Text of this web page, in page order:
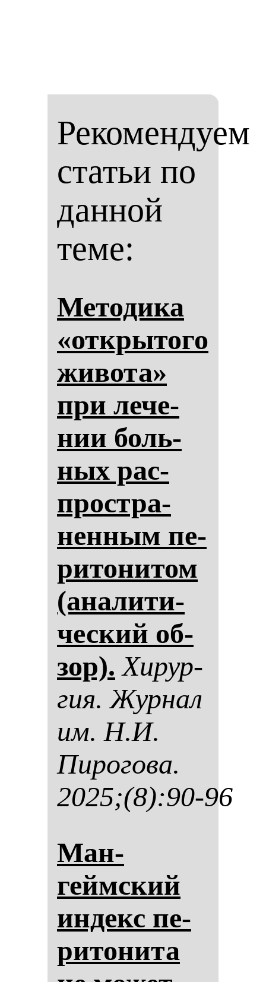
Рекомендуем
статьи по
данной
теме:
Ме­то­ди­ка
«от­кры­то­го
жи­во­та»
при ле­че­
нии боль­
ных рас­
простра­
нен­ным пе­
ри­то­ни­том
(ана­ли­ти­
чес­кий об­
зор). Хи­рур­
гия. Жур­нал
им. Н.И.
Пи­ро­го­ва.
2025;(8):90-96
Ман­
геймский
ин­декс пе­
ри­то­ни­та